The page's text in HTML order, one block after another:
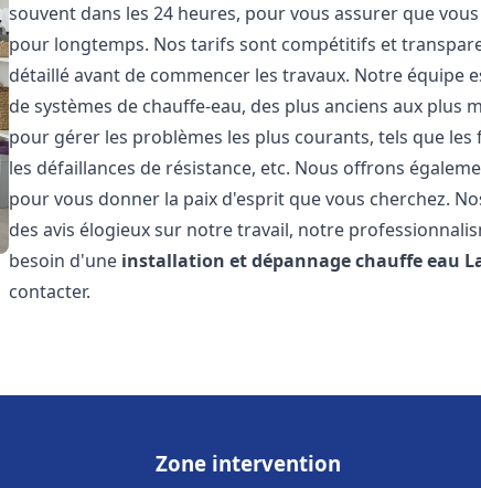
souvent dans les 24 heures, pour vous assurer que
pour longtemps. Nos tarifs sont compétitifs et
détaillé avant de commencer les travaux. Notre équipe
de systèmes de chauffe-eau, des plus anciens aux plus
pour gérer les problèmes les plus courants, tels que
les défaillances de résistance, etc. Nous offrons
pour vous donner la paix d'esprit que vous cherchez.
des avis élogieux sur notre travail, notre
besoin d'une installation et dépannage chauffe eau
contacter.
Zone intervention